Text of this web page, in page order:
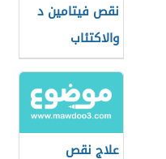
نقص فيتامين د
والاكتئاب
علاج نقص